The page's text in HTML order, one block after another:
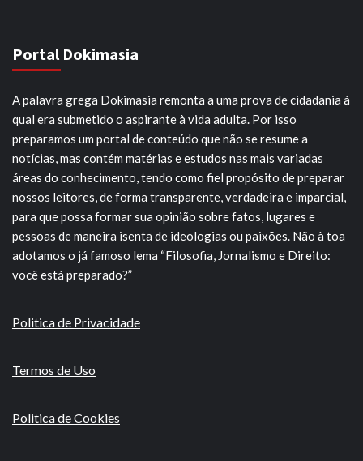
Portal Dokimasia
A palavra grega Dokimasia remonta a uma prova de cidadania à
qual era submetido o aspirante à vida adulta. Por isso
preparamos um portal de conteúdo que não se resume a
notícias, mas contém matérias e estudos nas mais variadas
áreas do conhecimento, tendo como fiel propósito de preparar
nossos leitores, de forma transparente, verdadeira e imparcial,
para que possa formar sua opinião sobre fatos, lugares e
pessoas de maneira isenta de ideologias ou paixões. Não à toa
adotamos o já famoso lema “Filosofia, Jornalismo e Direito:
você está preparado?”
Politica de Privacidade
Termos de Uso
Politica de Cookies